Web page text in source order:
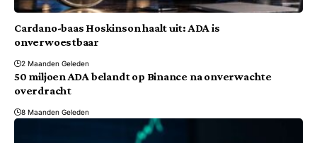
Cardano-baas Hoskinson haalt uit: ADA is
onverwoestbaar
2 Maanden Geleden
50 miljoen ADA belandt op Binance na onverwachte
overdracht
8 Maanden Geleden